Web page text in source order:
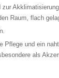
Raum, flach
und ein
als